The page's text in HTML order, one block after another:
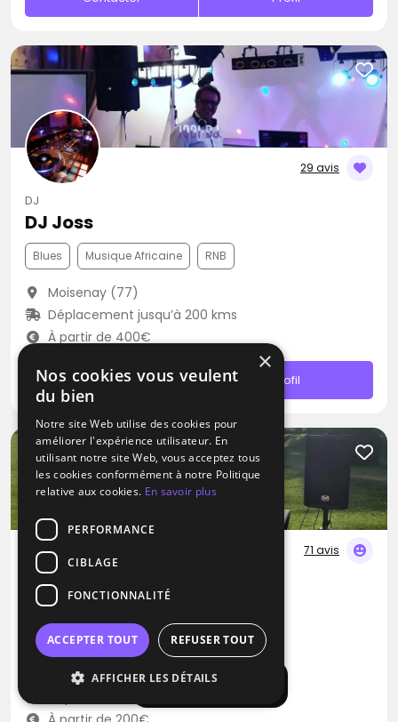
Afficher la carte
29 avis
DJ
DJ Joss
Blues Musique Africaine RNB
Moisenay (77)
Déplacement jusqu’à 200 kms
À partir de 400€
Contacter Profil
71 avis
DJ
DJ Braz
Musique traditionnelle Soca Samba
La Queue-les-Yvelines (78)
×
Nos cookies vous veulent
du bien
Notre site Web utilise des cookies pour
améliorer l'expérience utilisateur. En
utilisant notre site Web, vous acceptez tous
les cookies conformément à notre Politique
relative aux cookies. En savoir plus
PERFORMANCE
CIBLAGE
FONCTIONNALITÉ
ACCEPTER TOUT REFUSER TOUT
AFFICHER LES DÉTAILS